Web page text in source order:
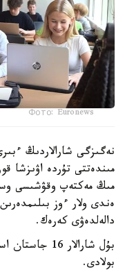
Фото: Euronews
نەگىزگى شارالاردىڭ
مىڭ مەكتەپ وقۋشىسى
ەندى ولار ءوز
دالەلدەۋى كەرەك.
بۇل شارالار
بولادى.